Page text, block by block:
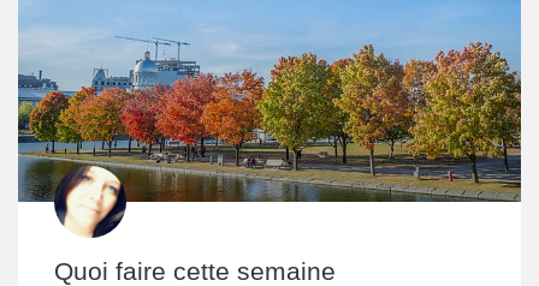
Quoi faire cette semaine